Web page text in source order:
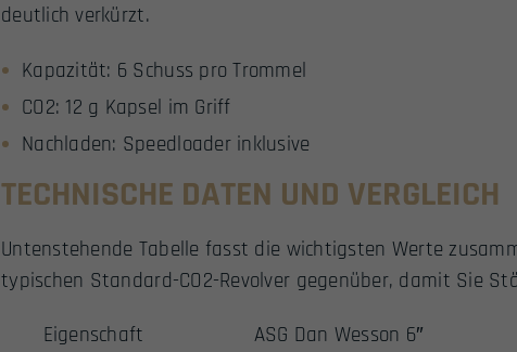
deutlich verkürzt.
Kapazität: 6 Schuss pro Trommel
CO2: 12 g Kapsel im Griff
Nachladen: Speedloader inklusive
TECHNISCHE DATEN UND VERGLEICH
Untenstehende Tabelle fasst die wichtigsten Werte
typischen Standard-CO2-Revolver gegenüber, damit Sie
Eigenschaft ASG Dan Wesson 6″